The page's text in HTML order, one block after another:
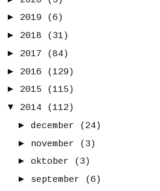
► 2019
(6)
► 2018
(31)
► 2017
(84)
► 2016
(129)
► 2015
(115)
▼
2014
(112)
► december
(24)
► november
(3)
► oktober
(3)
► september
(6)